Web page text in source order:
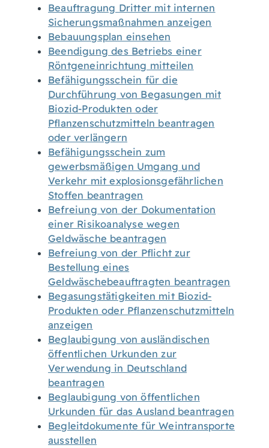
Beauftragung Dritter mit internen
Sicherungsmaßnahmen anzeigen
Bebauungsplan einsehen
Beendigung des Betriebs einer
Röntgeneinrichtung mitteilen
Befähigungsschein für die
Durchführung von Begasungen mit
Biozid-Produkten oder
Pflanzenschutzmitteln beantragen
oder verlängern
Befähigungsschein zum
gewerbsmäßigen Umgang und
Verkehr mit explosionsgefährlichen
Stoffen beantragen
Befreiung von der Dokumentation
einer Risikoanalyse wegen
Geldwäsche beantragen
Befreiung von der Pflicht zur
Bestellung eines
Geldwäschebeauftragten beantragen
Begasungstätigkeiten mit Biozid-
Produkten oder Pflanzenschutzmitteln
anzeigen
Beglaubigung von ausländischen
öffentlichen Urkunden zur
Verwendung in Deutschland
beantragen
Beglaubigung von öffentlichen
Urkunden für das Ausland beantragen
Begleitdokumente für Weintransporte
ausstellen